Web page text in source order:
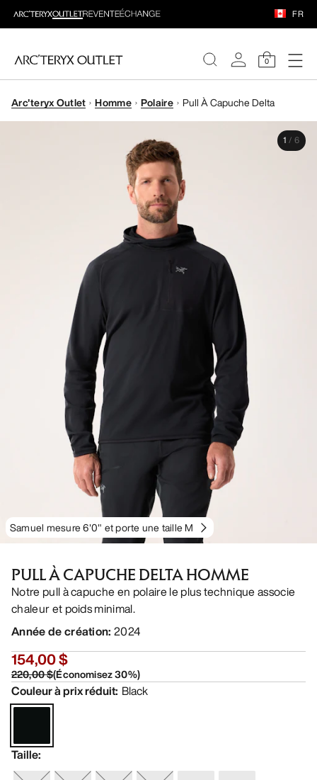
FR
0
FEMME
Arc'teryx Outlet Homme Polaire Pull À Capuche Delta
Samuel mesure 6'0" et porte une taille M
1 / 6
PULL À CAPUCHE DELTA HOMME
Notre pull à capuche en polaire le plus technique associe
chaleur et poids minimal.
Année de création: 2024
154,00 $
220,00 $(Économisez30%)
Couleur à prix réduit: Black
Taille: